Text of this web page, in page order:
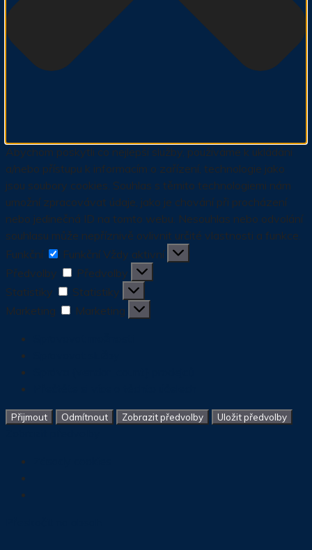
Abychom poskytli co nejlepší služby, používáme k ukládání
a/nebo přístupu k informacím o zařízení, technologie jako
jsou soubory cookies. Souhlas s těmito technologiemi nám
umožní zpracovávat údaje, jako je chování při procházení
nebo jedinečná ID na tomto webu. Nesouhlas nebo odvolání
souhlasu může nepříznivě ovlivnit určité vlastnosti a funkce.
Funkční
Funkční Vždy aktivní
Předvolby
Předvolby
Statistiky
Statistiky
Marketing
Marketing
Přijmout Odmítnout Zobrazit předvolby Uložit předvolby